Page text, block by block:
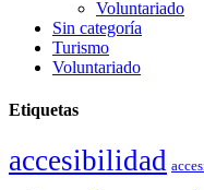
Voluntariado
Sin categoría
Turismo
Voluntariado
Etiquetas
accesibilidad